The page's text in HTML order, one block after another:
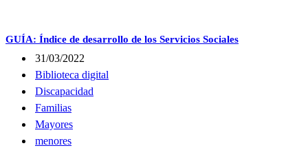
GUÍA: Índice de desarrollo de los Servicios Sociales
31/03/2022
Biblioteca digital
Discapacidad
Familias
Mayores
menores